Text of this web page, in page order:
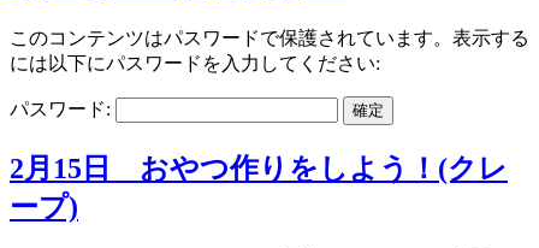
このコンテンツはパスワードで保護されています。表示する
には以下にパスワードを入力してください:
パスワード:
2月15日 おやつ作りをしよう！(クレ
ープ)